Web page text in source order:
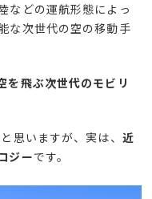
などの運航形態によっ
な次世代の空の移動手
を飛ぶ次世代のモビリ
思いますが、実は、 近
ジーです。